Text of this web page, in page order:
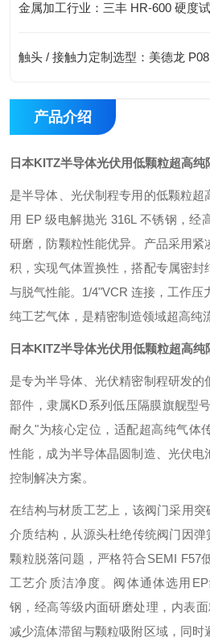
产品介绍
日本KITZ半导体光伏用低颗粒超高纯
是半导体、光伏制程专用的低颗粒
用 EP 级电解抛光 316L 不锈钢，经
研磨，防颗粒性能优异。产品采用紧
积，实现气体置换性，搭配专属密
与脱气性能。1/4"VCR 连接，工作压
纯工艺气体，是精密制造领域超高纯
日本KITZ半导体光伏用低颗粒超高纯
是专为半导体、光伏精密制程研发
部件，隶属KD系列低压隔膜旗舰型
耐久"为核心定位，适配超高纯气体
性能，成为半导体晶圆制造、光伏
控制解决方案。
在结构与材质工艺上，该阀门采用
介质结构，从源头杜绝传统阀门因
颗粒脱落问题，严格符合SEMI F57
工艺介质洁净度。阀体通体选用
钢，经高等级内面研磨处理，内表
减少流体滞留与颗粒吸附区域，同